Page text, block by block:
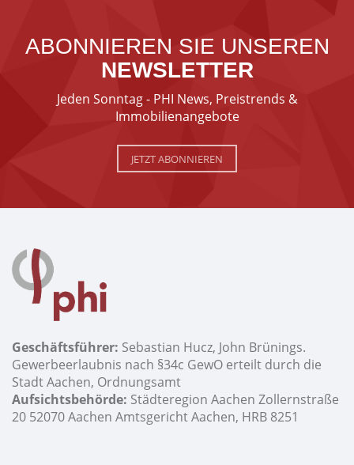
ABONNIEREN SIE UNSEREN
NEWSLETTER
Jeden Sonntag - PHI News, Preistrends &
Immobilienangebote
JETZT ABONNIEREN
Geschäftsführer: Sebastian Hucz, John Brünings.
Gewerbeerlaubnis nach §34c GewO erteilt durch die
Stadt Aachen, Ordnungsamt
Aufsichtsbehörde: Städteregion Aachen Zollernstraße
20 52070 Aachen Amtsgericht Aachen, HRB 8251